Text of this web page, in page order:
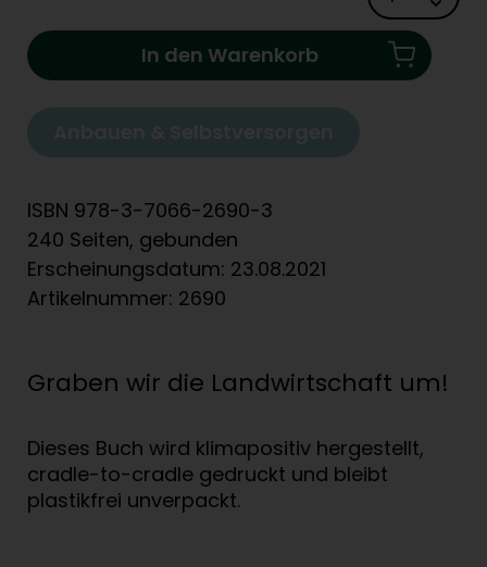
In den Warenkorb
ISBN 978-3-7066-2690-3
240 Seiten, gebunden
Erscheinungsdatum: 23.08.2021
Artikelnummer: 2690
Graben wir die Landwirtschaft um!
Dieses Buch wird klimapositiv hergestellt,
cradle-to-cradle gedruckt und bleibt
plastikfrei unverpackt.